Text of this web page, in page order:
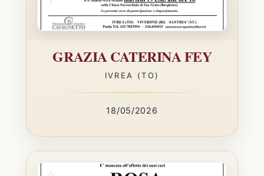
GRAZIA CATERINA FEY
IVREA (TO)
18/05/2026